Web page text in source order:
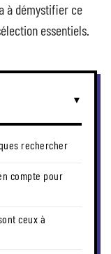
à démystifier ce
essentiels.
rechercher
compte pour
ceux à